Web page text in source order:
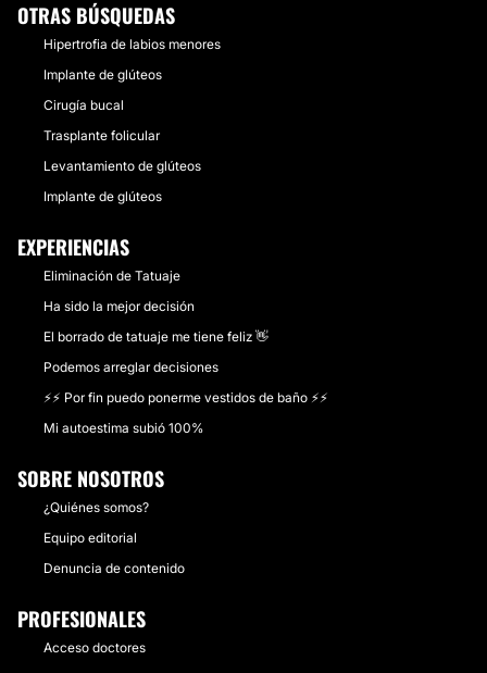
OTRAS BÚSQUEDAS
Hipertrofia de labios menores
Implante de glúteos
Cirugía bucal
Trasplante folicular
Levantamiento de glúteos
Implante de glúteos
EXPERIENCIAS
Eliminación de Tatuaje
Ha sido la mejor decisión
El borrado de tatuaje me tiene feliz 👋
Podemos arreglar decisiones
⚡️⚡️ Por fin puedo ponerme vestidos de baño ⚡️⚡️
Mi autoestima subió 100%
SOBRE NOSOTROS
¿Quiénes somos?
Equipo editorial
Denuncia de contenido
PROFESIONALES
Acceso doctores